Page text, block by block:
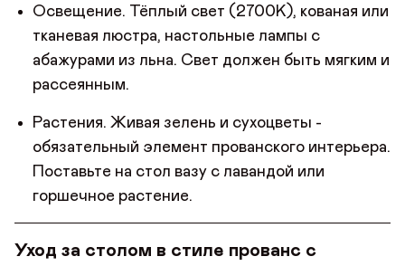
Освещение. Тёплый свет (2700K), кованая или
тканевая люстра, настольные лампы с
абажурами из льна. Свет должен быть мягким и
рассеянным.
Растения. Живая зелень и сухоцветы -
обязательный элемент прованского интерьера.
Поставьте на стол вазу с лавандой или
горшечное растение.
Уход за столом в стиле прованс с
СОХРАНИТЬ